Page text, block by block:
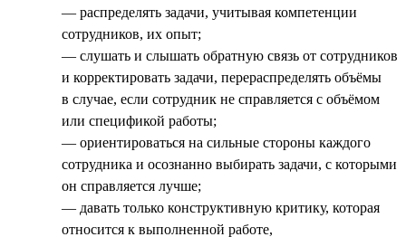
— распределять задачи, учитывая компетенции
сотрудников, их опыт;
— слушать и слышать обратную связь от сотрудников
и корректировать задачи, перераспределять объёмы
в случае, если сотрудник не справляется с объёмом
или спецификой работы;
— ориентироваться на сильные стороны каждого
сотрудника и осознанно выбирать задачи, с которыми
он справляется лучше;
— давать только конструктивную критику, которая
относится к выполненной работе,